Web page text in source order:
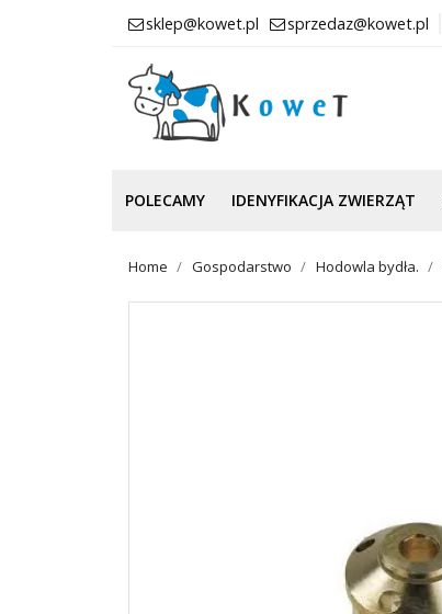
sklep@kowet.pl sprzedaz@kowet.pl
POLECAMY IDENYFIKACJA ZWIERZĄT
Home Gospodarstwo Hodowla bydła.